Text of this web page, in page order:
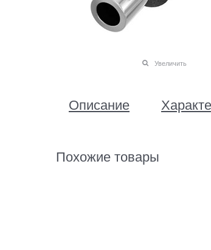
Увеличить
Описание
Похожие товары